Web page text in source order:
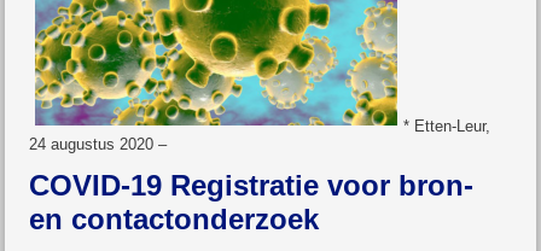
* Etten-Leur,
24 augustus 2020 –
COVID-19 Registratie voor bron-
en contactonderzoek